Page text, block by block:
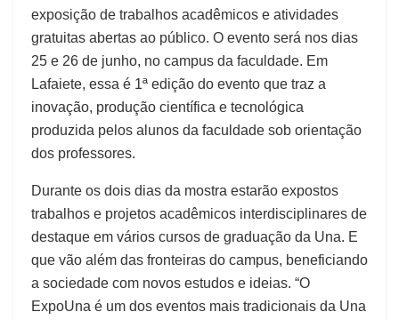
exposição de trabalhos acadêmicos e atividades
gratuitas abertas ao público. O evento será nos dias
25 e 26 de junho, no campus da faculdade. Em
Lafaiete, essa é 1ª edição do evento que traz a
inovação, produção científica e tecnológica
produzida pelos alunos da faculdade sob orientação
dos professores.
Durante os dois dias da mostra estarão expostos
trabalhos e projetos acadêmicos interdisciplinares de
destaque em vários cursos de graduação da Una. E
que vão além das fronteiras do campus, beneficiando
a sociedade com novos estudos e ideias. “O
ExpoUna é um dos eventos mais tradicionais da Una